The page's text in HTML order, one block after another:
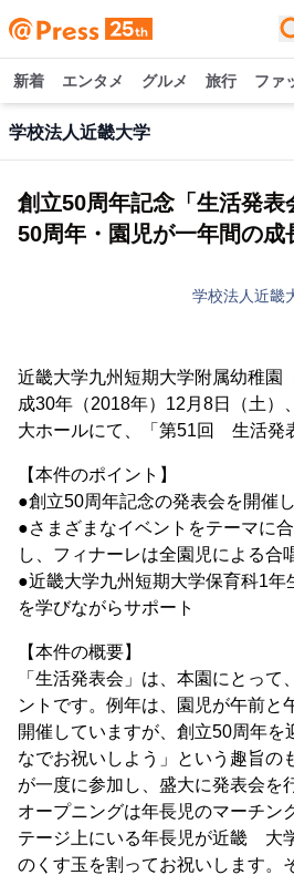
新着 エンタメ グルメ 旅行 ファ
学校法人近畿大学
創立50周年記念「生活発
50周年・園児が一年間の成
学校法人近畿
近畿大学九州短期大学附属幼稚園
成30年（2018年）12月8日（土）
大ホールにて、「第51回 生活発
【本件のポイント】
●創立50周年記念の発表会を開催
●さまざまなイベントをテーマに
し、フィナーレは全園児による合
●近畿大学九州短期大学保育科1年
を学びながらサポート
【本件の概要】
「生活発表会」は、本園にとっ
ントです。例年は、園児が午前と
開催していますが、創立50周年を
なでお祝いしよう」という趣旨の
が一度に参加し、盛大に発表会を
オープニングは年長児のマーチン
テージ上にいる年長児が近畿 大
のくす玉を割ってお祝いします。